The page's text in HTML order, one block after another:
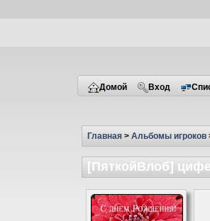
Домой Вход
Главная > Альбомы игроков
[ПяткойВлоб]